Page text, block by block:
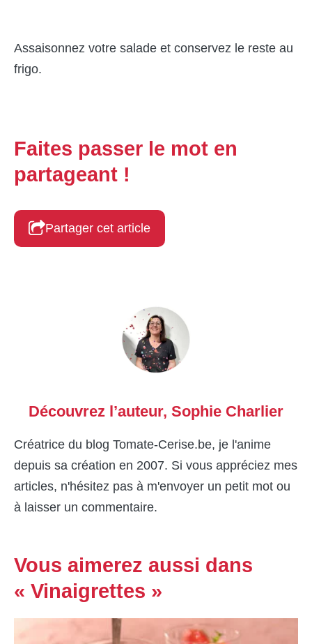
Assaisonnez votre salade et conservez le reste au
frigo.
Faites passer le mot en
partageant !
Partager cet article
Découvrez l’auteur, Sophie Charlier
Créatrice du blog Tomate-Cerise.be, je l'anime
depuis sa création en 2007. Si vous appréciez mes
articles, n'hésitez pas à m'envoyer un petit mot ou
à laisser un commentaire.
Vous aimerez aussi dans
« Vinaigrettes »